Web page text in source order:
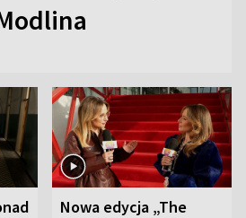
Nowa edycja „The